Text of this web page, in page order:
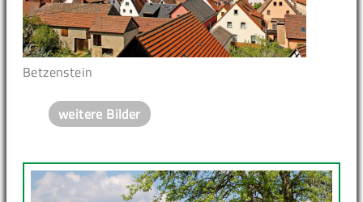
Betzenstein
weitere Bilder